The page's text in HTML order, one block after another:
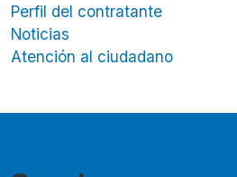
Perfil del contratante
Noticias
Atención al ciudadano